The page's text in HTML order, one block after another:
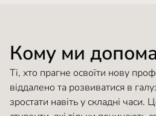
Кому ми
Ті, хто прагне освоїти нову
віддалено та розвиватися в
зростати навіть у складні часи.